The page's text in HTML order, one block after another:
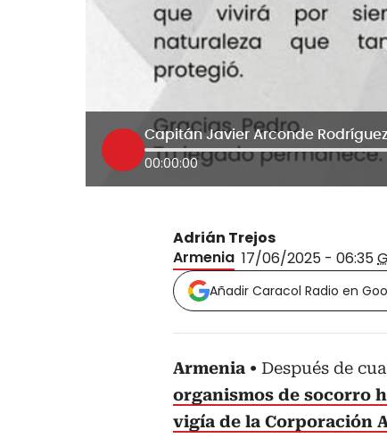
Capitán Javier Arconde
00:00:00
Adrián Trejos
Armenia 17/06/2025 - 06:35
Añadir Caracol Radio en
Armenia Después de
organismos de socorro
vigía de la Corporación